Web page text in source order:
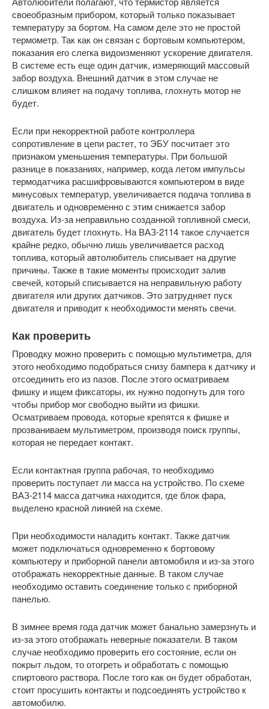
своеобразным прибором, который только показывает
температуру за бортом. На самом деле это не простой
термометр. Так как он связан с бортовым компьютером,
показания его слегка видоизменяют ускорение двигателя.
В системе есть еще один датчик, измеряющий массовый
забор воздуха. Внешний датчик в этом случае не
слишком влияет на подачу топлива, глохнуть мотор не
будет.
Если при некорректной работе контроллера
сопротивление в цепи растет, то ЭБУ посчитает это
признаком уменьшения температуры. При большой
разнице в показаниях, например, когда летом импульсы
термодатчика расшифровываются компьютером в виде
минусовых температур, увеличивается подача топлива в
двигатель и одновременно с этим снижается забор
воздуха. Из-за неправильно созданной топливной смеси,
двигатель будет глохнуть. На ВАЗ-2114 такое случается
крайне редко, обычно лишь увеличивается расход
топлива, который автолюбитель списывает на другие
причины. Также в такие моменты происходит залив
свечей, который списывается на неправильную работу
двигателя или других датчиков. Это затрудняет пуск
двигателя и приводит к необходимости менять свечи.
Как проверить
Проводку можно проверить с помощью мультиметра, для
этого необходимо подобраться снизу бампера к датчику и
отсоединить его из пазов. После этого осматриваем
фишку и ищем фиксаторы, их нужно подогнуть для того
чтобы прибор мог свободно выйти из фишки.
Осматриваем провода, которые крепятся к фишке и
прозваниваем мультиметром, производя поиск группы,
которая не передает контакт.
Если контактная группа рабочая, то необходимо
проверить поступает ли масса на устройство. По схеме
ВАЗ-2114 масса датчика находится, где блок фара,
выделено красной линией на схеме.
При необходимости наладить контакт. Также датчик
может подключаться одновременно к бортовому
компьютеру и приборной панели автомобиля и из-за этого
отображать некорректные данные. В таком случае
необходимо оставить соединение только с приборной
панелью.
В зимнее время года датчик может банально замерзнуть и
из-за этого отображать неверные показатели. В таком
случае необходимо проверить его состояние, если он
покрыт льдом, то отогреть и обработать с помощью
спиртового раствора. После того как он будет обработан,
стоит просушить контакты и подсоединять устройство к
автомобилю.